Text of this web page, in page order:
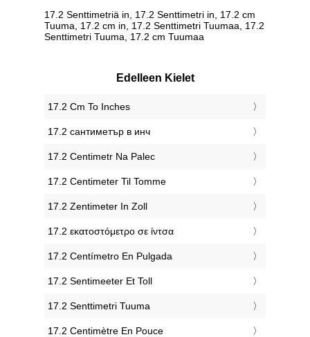
17.2 Senttimetriä in, 17.2 Senttimetri in, 17.2 cm
Tuuma, 17.2 cm in, 17.2 Senttimetri Tuumaa, 17.2
Senttimetri Tuuma, 17.2 cm Tuumaa
Edelleen Kielet
‎17.2 Cm To Inches
‎17.2 сантиметър в инч
‎17.2 Centimetr Na Palec
‎17.2 Centimeter Til Tomme
‎17.2 Zentimeter In Zoll
‎17.2 εκατοστόμετρο σε ίντσα
‎17.2 Centímetro En Pulgada
‎17.2 Sentimeeter Et Toll
‎17.2 Senttimetri Tuuma
‎17.2 Centimètre En Pouce